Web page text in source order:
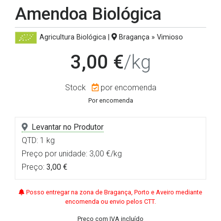
Amendoa Biológica
Agricultura Biológica| Bragança » Vimioso
3,00 €/kg
Stock por encomenda
Por encomenda
Levantar no Produtor
QTD: 1 kg
Preço por unidade: 3,00 €/kg
Preço: 3,00 €
Posso entregar na zona de Bragança, Porto e Aveiro mediante
encomenda ou envio pelos CTT.
Preço com IVA incluído